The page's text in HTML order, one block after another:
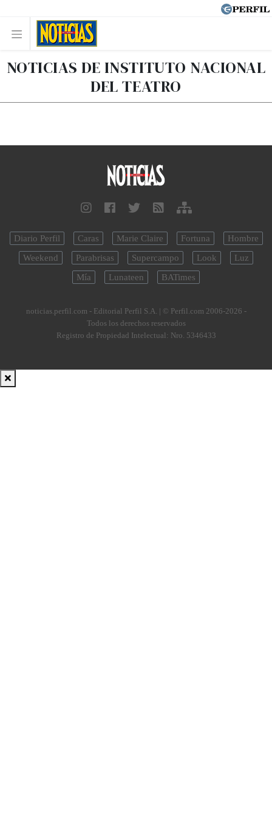
NOTICIAS DE INSTITUTO NACIONAL
DEL TEATRO
Diario Perfil Caras Marie Claire Fortuna
Hombre
Weekend
Parabrisas Supercampo Look
Luz
Mía
Lunateen BATimes
noticias.perfil.com - Editorial Perfil S.A. | © Perfil.com 2006-2026 -
Todos los derechos reservados
Registro de Propiedad Intelectual: Nro. 5346433